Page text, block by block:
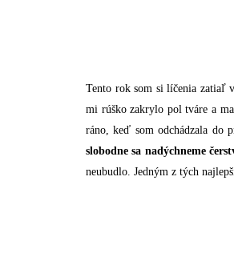
Tento rok som si líčenia zatiaľ
mi rúško zakrylo pol tváre a
ráno, keď som odchádzala do
slobodne sa nadýchneme
neubudlo. Jedným z tých